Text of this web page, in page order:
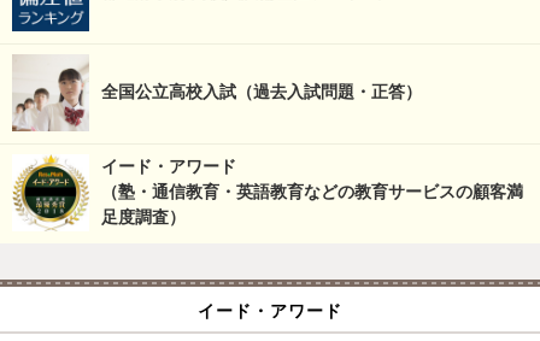
全国公立高校入試（過去入試問題・正答）
イード・アワード
（塾・通信教育・英語教育などの教育サービスの顧客満
足度調査）
イード・アワード